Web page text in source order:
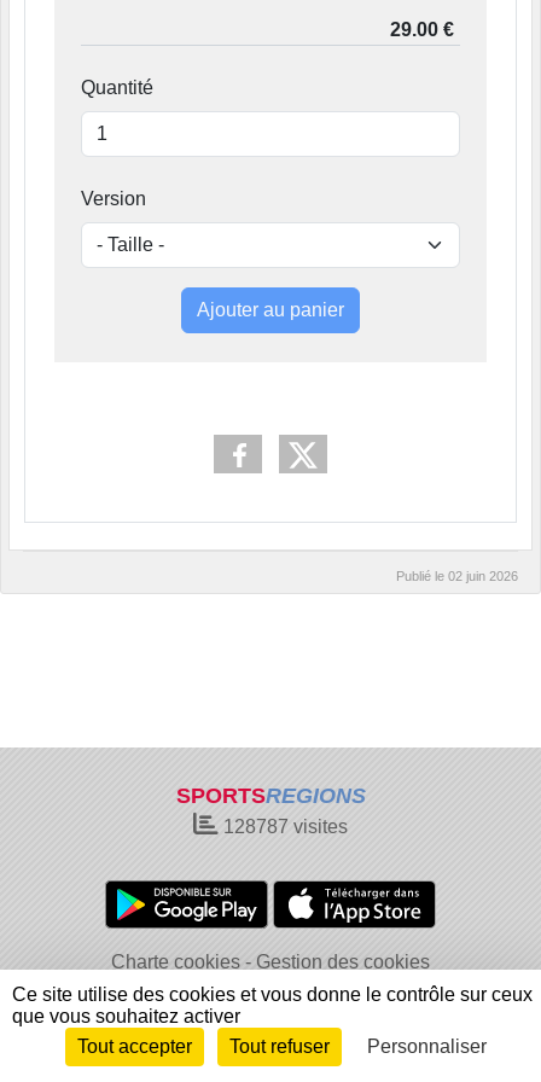
Quantité
Version
Ajouter au panier
Publié le 02 juin 2026
SPORTSREGIONS
128787 visites
Charte cookies
Gestion des cookies
Informations légales
Signaler un contenu inapproprié
Envie de participer ? Connexion
Ce site utilise des cookies et vous donne le contrôle sur ceux
que vous souhaitez activer
Tout accepter
Tout refuser Personnaliser